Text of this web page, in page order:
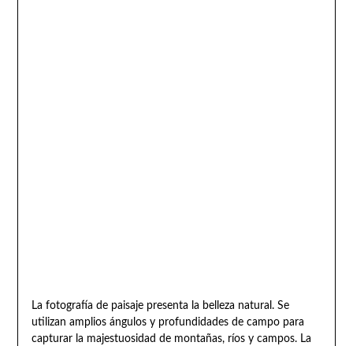
La fotografía de paisaje presenta la belleza natural. Se
utilizan amplios ángulos y profundidades de campo para
capturar la majestuosidad de montañas, ríos y campos. La